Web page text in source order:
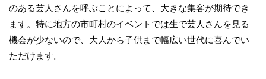
のある芸人さんを呼ぶことによって、大きな集客が期待でき
ます。特に地方の市町村のイベントでは生で芸人さんを見る
機会が少ないので、大人から子供まで幅広い世代に喜んでい
ただけます。